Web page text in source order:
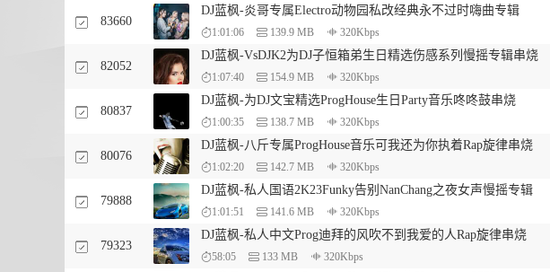
83660
DJ蓝枫-炎哥专属Electro动物园私改经典永不过时嗨曲专辑
1:01:06 139.9 MB 320Kbps
82052
DJ蓝枫-VsDJK2为DJ子恒箱弟生日精选伤感系列慢摇专辑串烧
1:07:40 154.9 MB 320Kbps
80837
DJ蓝枫-为DJ文宝精选ProgHouse生日Party音乐咚咚鼓串烧
1:00:35 138.7 MB 320Kbps
80076
DJ蓝枫-八斤专属ProgHouse音乐可我还为你执着Rap旋律串烧
1:02:20 142.7 MB 320Kbps
79888
DJ蓝枫-私人国语2K23Funky告别NanChang之夜女声慢摇专辑
1:01:51 141.6 MB 320Kbps
79323
DJ蓝枫-私人中文Prog迪拜的风吹不到我爱的人Rap旋律串烧
58:05 133 MB 320Kbps